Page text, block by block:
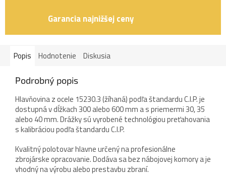
Garancia najnižšej ceny
Popis Hodnotenie Diskusia
Podrobný popis
Hlavňovina z ocele 15230.3 (žíhaná) podľa štandardu C.I.P. je
dostupná v dĺžkach 300 alebo 600 mm a s priemermi 30, 35
alebo 40 mm. Drážky sú vyrobené technológiou preťahovania
s kalibráciou podľa štandardu C.I.P.
Kvalitný polotovar hlavne určený na profesionálne
zbrojárske opracovanie. Dodáva sa bez nábojovej komory a je
vhodný na výrobu alebo prestavbu zbraní.